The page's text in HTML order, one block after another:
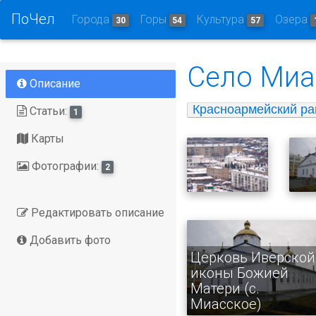
ПоЧел Города 30 Горы 54 Культура 57 Озера
Описание
Статьи: 1
Карты
Фотографии: 2
Редактировать описание
Добавить фото
Село
Красноармейский
Церковь Иверской
иконы Божией
Матери (с.
Миасское)